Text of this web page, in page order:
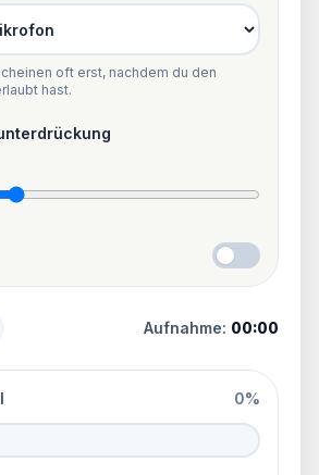
oft erst, nachdem du den
hast.
Aufnahme: 00:00
0%